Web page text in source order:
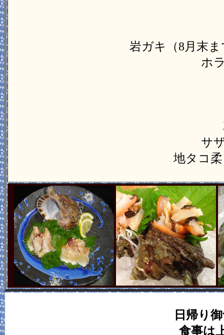
岩ガキ（8月末
ホ
サ
地タコ
日帰り
食事は